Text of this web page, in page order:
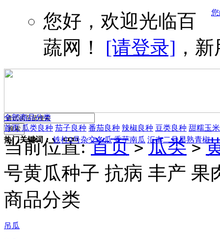
您好，欢迎光临百
蔬网！ [请登录] ，
热门关键词： 铁柱2号杂交冬瓜 香芋南瓜 汇丰二号早熟青椒
全部商品分类
首页 瓜类良种 茄子良种 番茄良种 辣椒良种 豆类良种 甜糯玉米
当前位置:首页 > 瓜类 >
号黄瓜种子 抗病 丰产 果
商品分类
吊瓜